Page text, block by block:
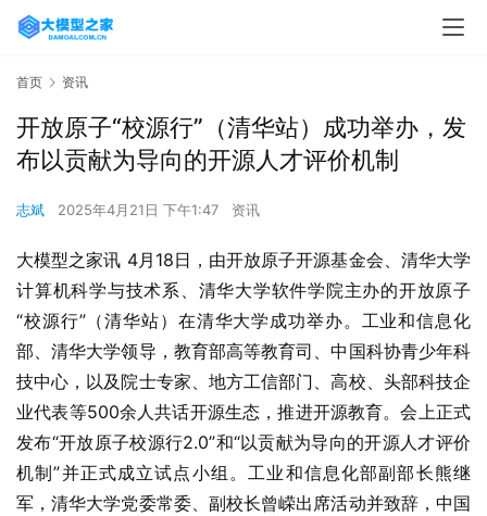
首页 资讯
开放原子“校源行”（清华站）成功举办，发
布以贡献为导向的开源人才评价机制
志斌 2025年4月21日 下午1:47 资讯
大模型之家讯 4月18日，由开放原子开源基金会、清华大学
计算机科学与技术系、清华大学软件学院主办的开放原子
“校源行”（清华站）在清华大学成功举办。工业和信息化
部、清华大学领导，教育部高等教育司、中国科协青少年科
技中心，以及院士专家、地方工信部门、高校、头部科技企
业代表等500余人共话开源生态，推进开源教育。会上正式
发布“开放原子校源行2.0”和“以贡献为导向的开源人才评价
机制”并正式成立试点小组。工业和信息化部副部长熊继
军，清华大学党委常委、副校长曾嵘出席活动并致辞，中国